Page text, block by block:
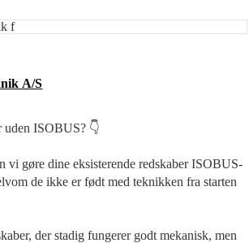
A/S
uden ISOBUS? 👇
vi gøre dine eksisterende redskaber ISOBUS-
de ikke er født med teknikken fra starten
der stadig fungerer godt mekanisk, men